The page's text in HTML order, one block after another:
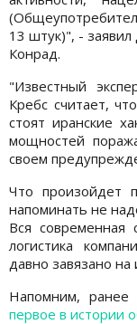
13 штук)", -
Конрад.
"Известный
Кребс считает,
стоят иранские
мощностей
своем
Что произойдет
напоминать не
Вся современная
логистика
давно завязано на
Напомним, ранее
первое в истории